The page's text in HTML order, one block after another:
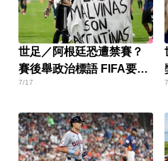
世足／阿根廷恐遭禁賽？
賽後舉政治標語 FIFA要查
了
7/17